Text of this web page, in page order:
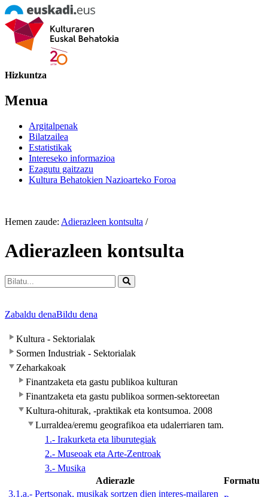
Hizkuntza
Menua
Argitalpenak
Bilatzailea
Estatistikak
Intereseko informazioa
Ezagutu gaitzazu
Kultura Behatokien Nazioarteko Foroa
Hemen zaude: Adierazleen kontsulta /
Adierazleen kontsulta
Zabaldu denaBildu dena
Kultura - Sektorialak
Sormen Industriak - Sektorialak
Zeharkakoak
Finantzaketa eta gastu publikoa kulturan
Finantzaketa eta gastu publikoa sormen-sektoreetan
Kultura-ohiturak, -praktikak eta kontsumoa. 2008
Lurraldea/eremu geografikoa eta udalerriaren tam.
1.- Irakurketa eta liburutegiak
2.- Museoak eta Arte-Zentroak
3.- Musika
Adierazle
Formatu
3.1.a.- Pertsonak, musikak sortzen dien interes-mailaren